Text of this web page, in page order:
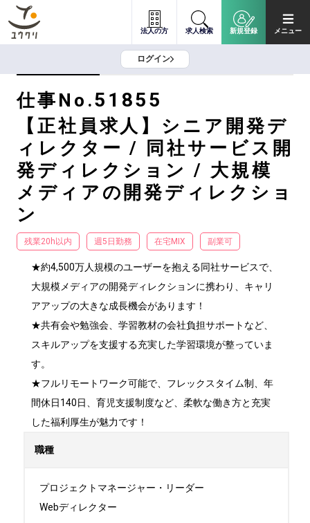
法人の方 求人検索 新規登録 メニュー
ログイン
仕事No.51855
【正社員求人】シニア開発デ
ィレクター / 同社サービス開
発ディレクション / 大規模
メディアの開発ディレクショ
ン
残業20h以内 週5日勤務 在宅MIX 副業可
★約4,500万人規模のユーザーを抱える同社サービスで、
大規模メディアの開発ディレクションに携わり、キャリ
アアップの大きな成長機会があります！
★共有会や勉強会、学習教材の会社負担サポートなど、
スキルアップを支援する充実した学習環境が整っていま
す。
★フルリモートワーク可能で、フレックスタイム制、年
間休日140日、育児支援制度など、柔軟な働き方と充実
した福利厚生が魅力です！
職種
プロジェクトマネージャー・リーダー
Webディレクター